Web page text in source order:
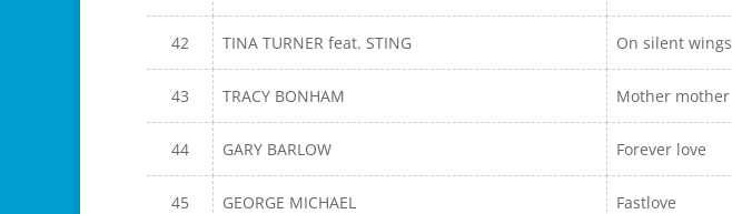
42 TINA TURNER feat. STING On silent wings
43 TRACY BONHAM Mother mother
44 GARY BARLOW Forever love
45 GEORGE MICHAEL Fastlove